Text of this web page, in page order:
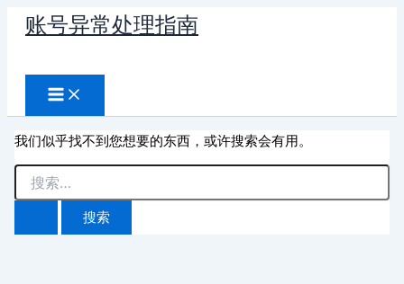
账号异常处理指南
索
我们似乎找不到您想要的东西，或许搜索会有用。
搜
索：